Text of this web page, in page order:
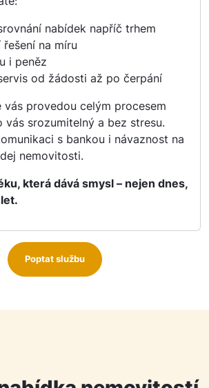
nabídek napříč trhem
na míru
i peněz
od žádosti až po čerpání
vás provedou celým procesem
srozumitelný a bez stresu.
s bankou i návaznost na
nemovitosti.
která dává smysl – nejen dnes,
Poptat službu